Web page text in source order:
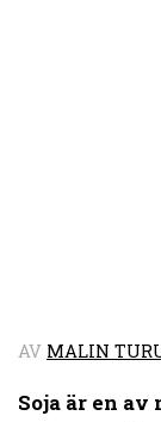
AV MALIN
Soja är en